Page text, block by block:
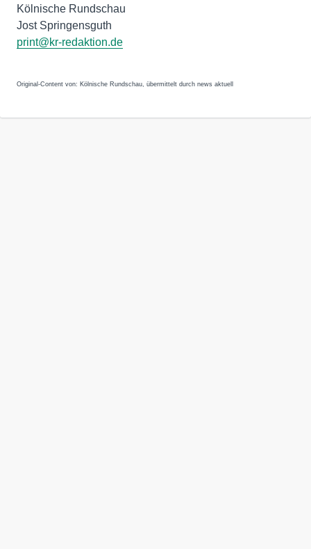
Kölnische Rundschau
Jost Springensguth
print@kr-redaktion.de
Original-Content von: Kölnische Rundschau, übermittelt durch news aktuell